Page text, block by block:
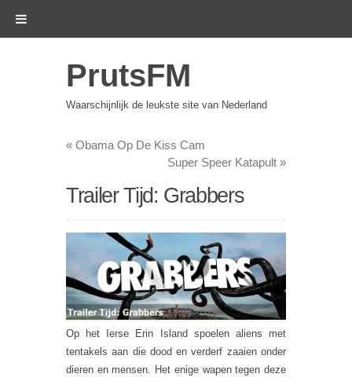
PrutsFM
Waarschijnlijk de leukste site van Nederland
« Obama Op De Kiss Cam
Super Speer Katapult »
Trailer Tijd: Grabbers
Op het Ierse Erin Island spoelen aliens met
tentakels aan die dood en verderf zaaien onder
dieren en mensen. Het enige wapen tegen deze